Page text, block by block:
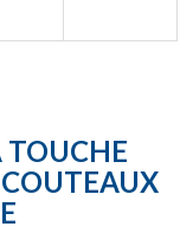
TOUCHE